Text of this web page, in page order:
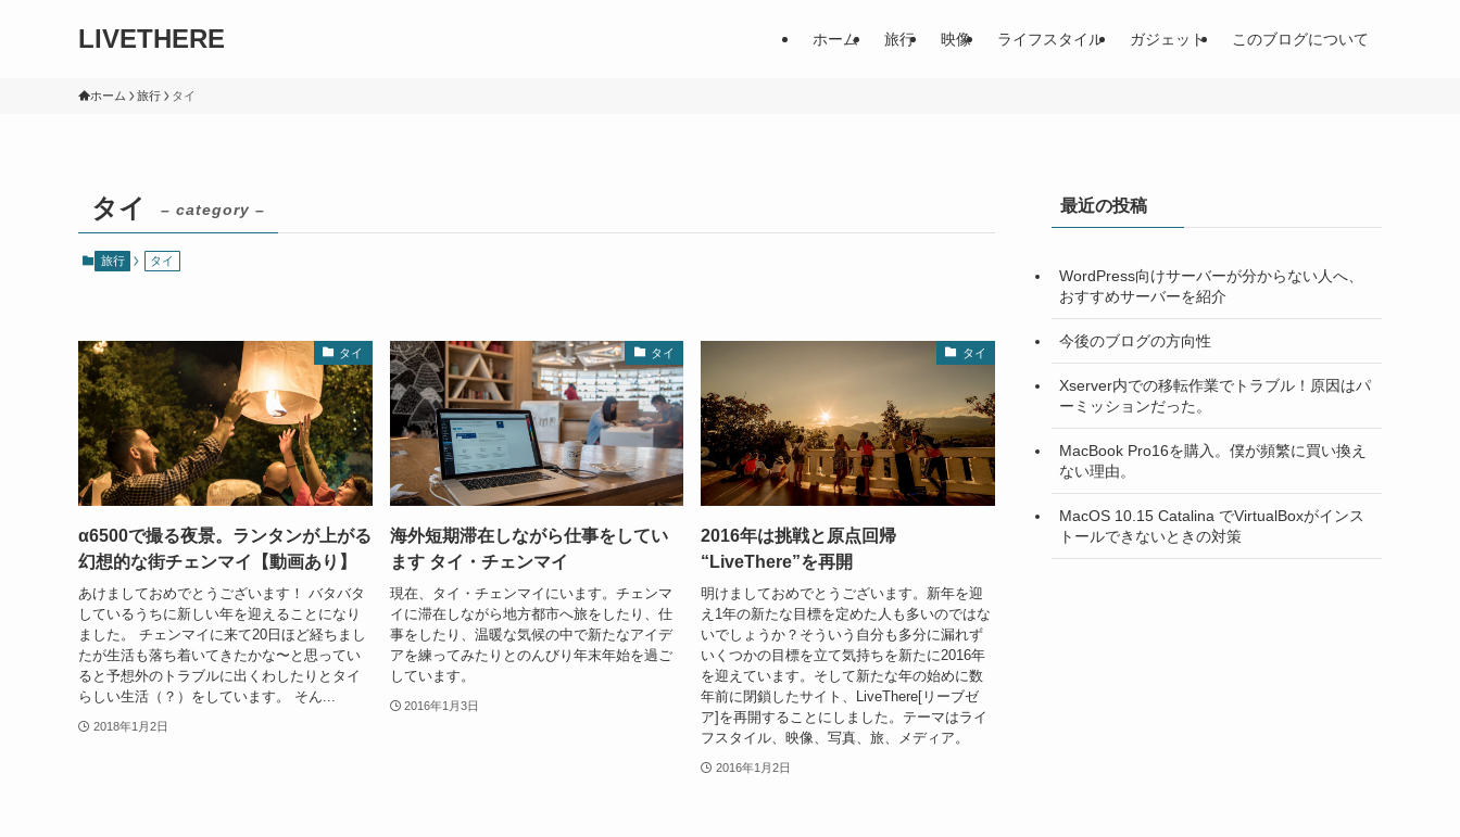
LIVETHERE ホーム 旅行 映像 ライフスタイル ガジェット このブログについて
ホーム 旅行 タイ
タイ – category –
旅行 タイ
タイ
α6500で撮る夜景。ランタンが上がる
幻想的な街チェンマイ【動画あり】
あけましておめでとうございます！ バタバタ
しているうちに新しい年を迎えることになり
ました。 チェンマイに来て20日ほど経ちまし
たが生活も落ち着いてきたかな〜と思ってい
ると予想外のトラブルに出くわしたりとタイ
らしい生活（？）をしています。 そん...
2018年1月2日
タイ
海外短期滞在しながら仕事をしてい
ます タイ・チェンマイ
現在、タイ・チェンマイにいます。チェンマ
イに滞在しながら地方都市へ旅をしたり、仕
事をしたり、温暖な気候の中で新たなアイデ
アを練ってみたりとのんびり年末年始を過ご
しています。
2016年1月3日
タイ
2016年は挑戦と原点回帰
“LiveThere”を再開
明けましておめでとうございます。新年を迎
え1年の新たな目標を定めた人も多いのではな
いでしょうか？そういう自分も多分に漏れず
いくつかの目標を立て気持ちを新たに2016年
を迎えています。そして新たな年の始めに数
年前に閉鎖したサイト、LiveThere[リーブゼ
ア]を再開することにしました。テーマはライ
フスタイル、映像、写真、旅、メディア。
2016年1月2日
最近の投稿
WordPress向けサーバーが分からない人へ、
おすすめサーバーを紹介
今後のブログの方向性
Xserver内での移転作業でトラブル！原因はパ
ーミッションだった。
MacBook Pro16を購入。僕が頻繁に買い換え
ない理由。
MacOS 10.15 Catalina でVirtualBoxがインス
トールできないときの対策